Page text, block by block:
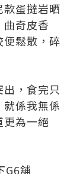
蛋撻岩晒
奇皮香
鬆散，碎
，食完只
係我無係
更為一絕
G6舖